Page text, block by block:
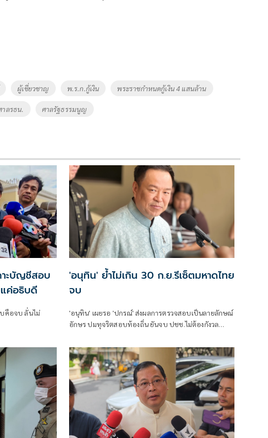
ผู้เชี่ยวชาญ พ.ร.ก.กู้เงิน พระราชกำหนดกู้เงิน 4 แสนล้าน
าลรธน. ศาลรัฐธรรมนูญ
าะบัญชีสอบ
บแค่อธิบดี
คือจบ ลั่นไม่
'อนุทิน' ย้ำไม่เกิน 30 ก.ย.รีเซ็ตมหาดไทย
จบ
'อนุทิน' เผยรอ 'ปกรณ์' ส่งผลการตรวจสอบเป็นลายลักษณ์
อักษร ปมทุจริตสอบท้องถิ่น ยันจบ ปชช.ไม่ต้องกังวล
บอกไม่มีใครวิ่งเต้นได้ ชี้รีเซ็ต มท.จบใน ก.ย.นี้